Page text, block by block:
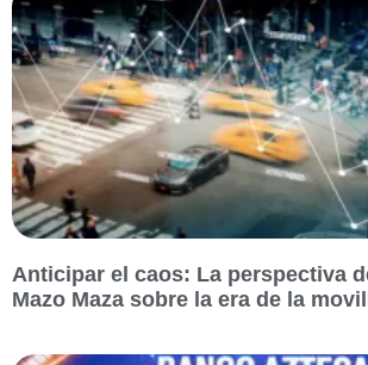
Anticipar el caos: La perspectiva
Mazo Maza sobre la era de la